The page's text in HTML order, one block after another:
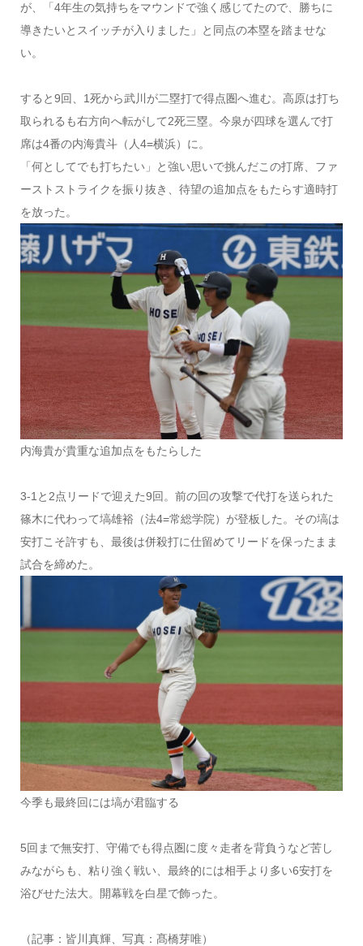
が、「4年生の気持ちをマウンドで強く感じてたので、勝ちに
導きたいとスイッチが入りました」と同点の本塁を踏ませな
い。
すると9回、1死から武川が二塁打で得点圏へ進む。高原は打ち
取られるも右方向へ転がして2死三塁。今泉が四球を選んで打
席は4番の内海貴斗（人4=横浜）に。
「何としてでも打ちたい」と強い思いで挑んだこの打席、ファ
ーストストライクを振り抜き、待望の追加点をもたらす適時打
を放った。
内海貴が貴重な追加点をもたらした
3-1と2点リードで迎えた9回。前の回の攻撃で代打を送られた
篠木に代わって塙雄裕（法4=常総学院）が登板した。その塙は
安打こそ許すも、最後は併殺打に仕留めてリードを保ったまま
試合を締めた。
今季も最終回には塙が君臨する
5回まで無安打、守備でも得点圏に度々走者を背負うなど苦し
みながらも、粘り強く戦い、最終的には相手より多い6安打を
浴びせた法大。開幕戦を白星で飾った。
（記事：皆川真輝、写真：髙橋芽唯）